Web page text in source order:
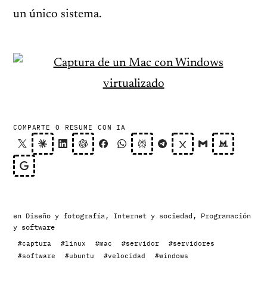
un único sistema.
COMPARTE O RESUME CON IA
en Diseño y fotografía, Internet y sociedad , Programación
y software
#captura #linux #mac #servidor
#servidores
#software
#ubuntu #velocidad #windows